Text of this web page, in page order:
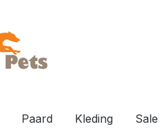
Paard Kleding Sale